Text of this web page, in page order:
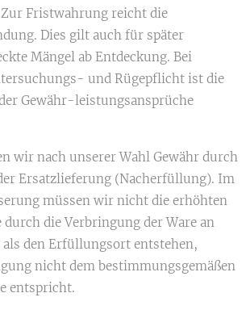
Zur Fristwahrung reicht die
Dies gilt auch für später
Mängel ab Entdeckung. Bei
und Rügepflicht ist die
Gewähr-leistungsansprüche
wir nach unserer Wahl Gewähr durch
Ersatzlieferung (Nacherfüllung). Im
müssen wir nicht die erhöhten
durch die Verbringung der Ware an
als den Erfüllungsort entstehen,
nicht dem bestimmungsgemäßen
entspricht.